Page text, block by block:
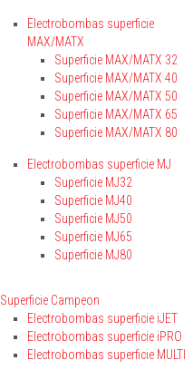
Electrobombas superficie
MAX/MATX
Superficie MAX/MATX 32
Superficie MAX/MATX 40
Superficie MAX/MATX 50
Superficie MAX/MATX 65
Superficie MAX/MATX 80
Electrobombas superficie MJ
Superficie MJ32
Superficie MJ40
Superficie MJ50
Superficie MJ65
Superficie MJ80
Superficie Campeon
Electrobombas superficie iJET
Electrobombas superficie iPRO
Electrobombas superficie MULTI